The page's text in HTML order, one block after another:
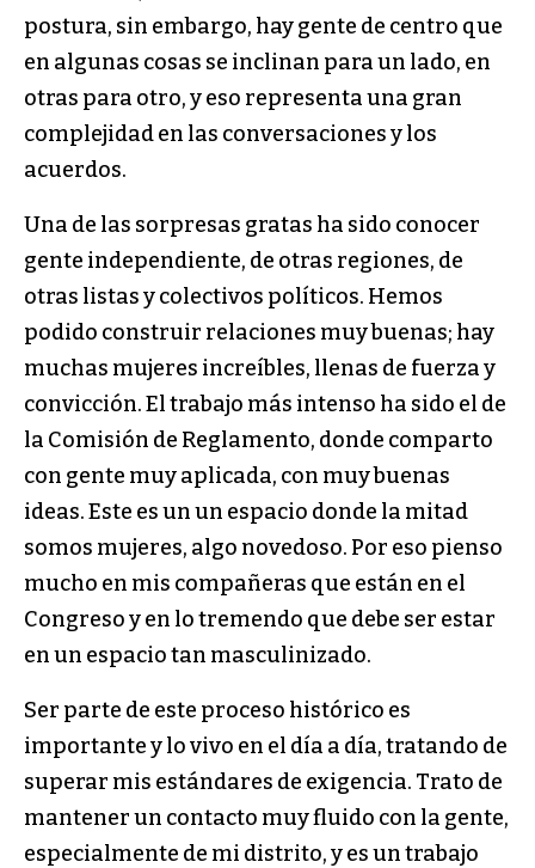
postura, sin embargo, hay gente de centro que
en algunas cosas se inclinan para un lado, en
otras para otro, y eso representa una gran
complejidad en las conversaciones y los
acuerdos.
Una de las sorpresas gratas ha sido conocer
gente independiente, de otras regiones, de
otras listas y colectivos políticos. Hemos
podido construir relaciones muy buenas; hay
muchas mujeres increíbles, llenas de fuerza y
convicción. El trabajo más intenso ha sido el de
la Comisión de Reglamento, donde comparto
con gente muy aplicada, con muy buenas
ideas. Este es un un espacio donde la mitad
somos mujeres, algo novedoso. Por eso pienso
mucho en mis compañeras que están en el
Congreso y en lo tremendo que debe ser estar
en un espacio tan masculinizado.
Ser parte de este proceso histórico es
importante y lo vivo en el día a día, tratando de
superar mis estándares de exigencia. Trato de
mantener un contacto muy fluido con la gente,
especialmente de mi distrito, y es un trabajo